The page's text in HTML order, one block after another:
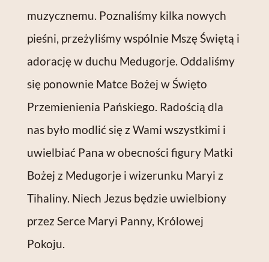
muzycznemu. Poznaliśmy kilka nowych
pieśni, przeżyliśmy wspólnie Mszę Świętą i
adorację w duchu Medugorje. Oddaliśmy
się ponownie Matce Bożej w Święto
Przemienienia Pańskiego. Radością dla
nas było modlić się z Wami wszystkimi i
uwielbiać Pana w obecności figury Matki
Bożej z Medugorje i wizerunku Maryi z
Tihaliny. Niech Jezus będzie uwielbiony
przez Serce Maryi Panny, Królowej
Pokoju.